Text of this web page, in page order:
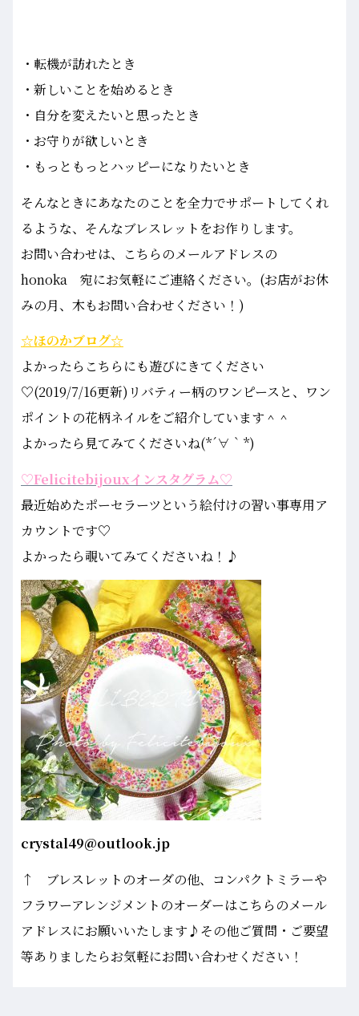
・転機が訪れたとき
・新しいことを始めるとき
・自分を変えたいと思ったとき
・お守りが欲しいとき
・もっともっとハッピーになりたいとき
そんなときにあなたのことを全力でサポートしてくれ
るような、そんなブレスレットをお作りします。
お問い合わせは、こちらのメールアドレスの
honoka 宛にお気軽にご連絡ください。(お店がお休
みの月、木もお問い合わせください！)
☆ほのかブログ☆
よかったらこちらにも遊びにきてください
♡(2019/7/16更新)リバティー柄のワンピースと、ワン
ポイントの花柄ネイルをご紹介しています＾＾
よかったら見てみてくださいね(*´∀｀*)
♡Felicitebijouxインスタグラム♡
最近始めたポーセラーツという絵付けの習い事専用ア
カウントです♡
よかったら覗いてみてくださいね！♪
crystal49@outlook.jp
↑ ブレスレットのオーダの他、コンパクトミラーや
フラワーアレンジメントのオーダーはこちらのメール
アドレスにお願いいたします♪その他ご質問・ご要望
等ありましたらお気軽にお問い合わせください！